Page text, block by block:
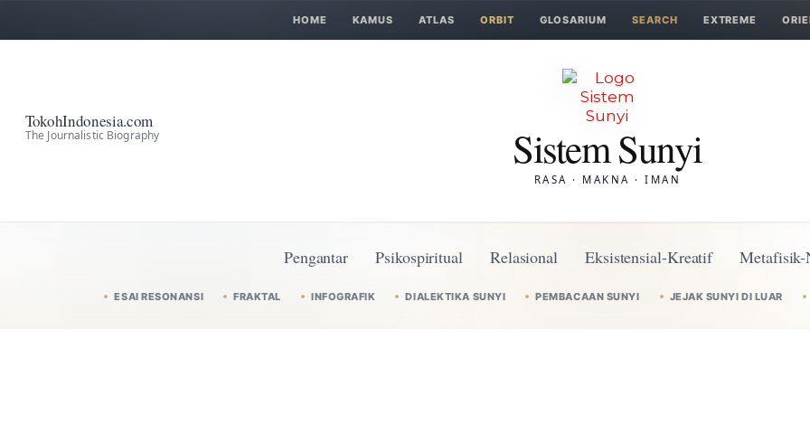
HOME KAMUS ATLAS ORBIT GLOSARIUM SEARCH EXTREME
TokohIndonesia.com
The Journalistic Biography Sistem Sunyi
RASA · MAKNA · IMAN
Pengantar Psikospiritual Relasional Eksistensial-Kreatif
ESAI RESONANSI FRAKTAL INFOGRAFIK DIALEKTIKA SUNYI PEMBACAAN SUNYI JEJAK SUNYI DI LUAR